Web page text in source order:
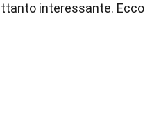
interessante. Ecco